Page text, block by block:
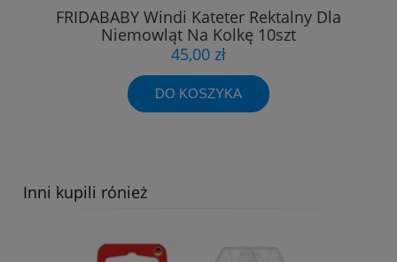
FRIDABABY Windi Kateter Rektalny Dla
Niemowląt Na Kolkę 10szt
45,00 zł
DO KOSZYKA
Inni kupili rónież